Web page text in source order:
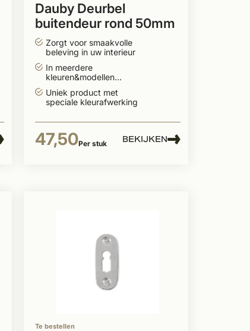
Dauby Deurbel
buitendeur rond 50mm
Zorgt voor smaakvolle
beleving in uw interieur
In meerdere
kleuren&modellen
Uniek product met
speciale kleurafwerking
47,50Per stuk BEKIJKEN
Te bestellen